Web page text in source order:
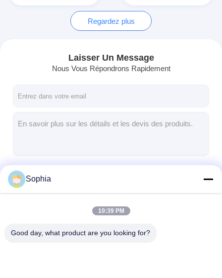
Regardez plus
Laisser Un Message
Nous Vous Répondrons Rapidement
Sophia
10:39 PM
Good day, what product are you looking for?